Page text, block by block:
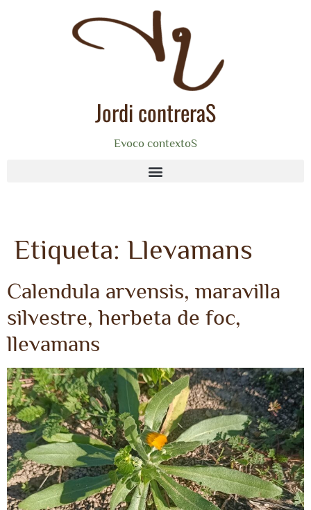
Jordi contreraS
Evoco contextoS
Etiqueta: Llevamans
Calendula arvensis, maravilla
silvestre, herbeta de foc,
llevamans